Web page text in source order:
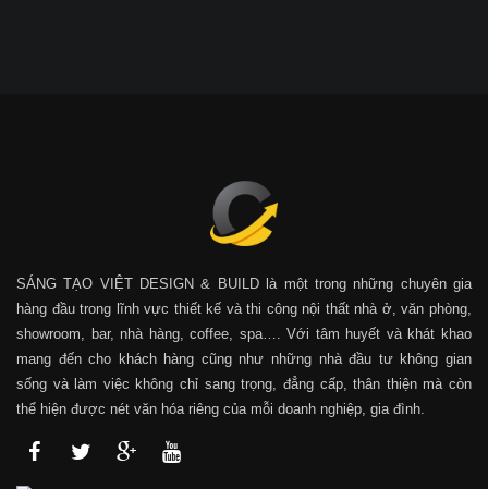
SÁNG TẠO VIỆT DESIGN & BUILD là một trong những chuyên gia
hàng đầu trong lĩnh vực thiết kế và thi công nội thất nhà ở, văn phòng,
showroom, bar, nhà hàng, coffee, spa…. Với tâm huyết và khát khao
mang đến cho khách hàng cũng như những nhà đầu tư không gian
sống và làm việc không chỉ sang trọng, đẳng cấp, thân thiện mà còn
thể hiện được nét văn hóa riêng của mỗi doanh nghiệp, gia đình.